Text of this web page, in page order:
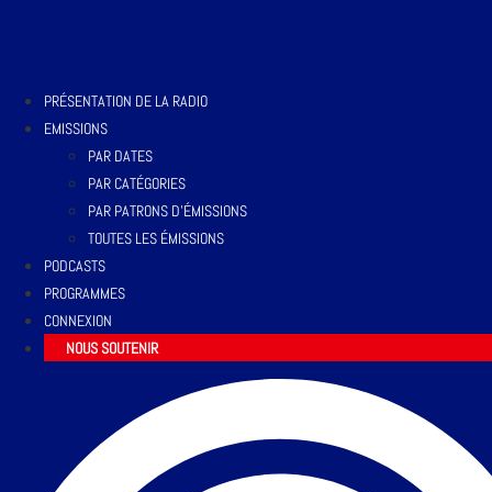
PRÉSENTATION DE LA RADIO
EMISSIONS
PAR DATES
PAR CATÉGORIES
PAR PATRONS D’ÉMISSIONS
TOUTES LES ÉMISSIONS
PODCASTS
PROGRAMMES
CONNEXION
NOUS SOUTENIR